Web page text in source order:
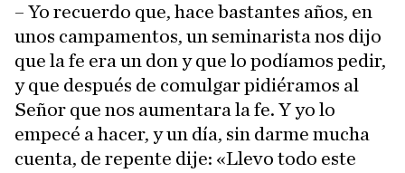
– Yo recuerdo que, hace bastantes años, en
unos campamentos, un seminarista nos dijo
que la fe era un don y que lo podíamos pedir,
y que después de comulgar pidiéramos al
Señor que nos aumentara la fe. Y yo lo
empecé a hacer, y un día, sin darme mucha
cuenta, de repente dije: «Llevo todo este